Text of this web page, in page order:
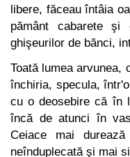
libere, făceau întâia
pământ cabarete
ghişeurilor de bănci,
Toată lumea arvunea,
închiria, specula,
cu o deosebire că în
încă de atunci în
Ceiace mai
neînduplecată şi mai